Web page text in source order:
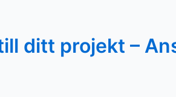
ditt projekt –